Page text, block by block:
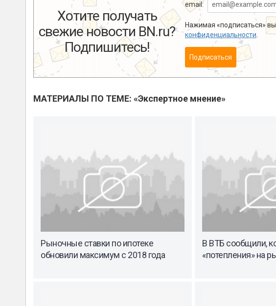
Хотите получать
свежие новости BN.ru?
Подпишитесь!
email:
Нажимая «подписаться»
конфиденциальности
Подписаться
МАТЕРИАЛЫ ПО ТЕМЕ: «Экспертное мнение»
Рыночные ставки по ипотеке
обновили максимум с 2018 года
В ВТБ сообщили,
«потепления» на